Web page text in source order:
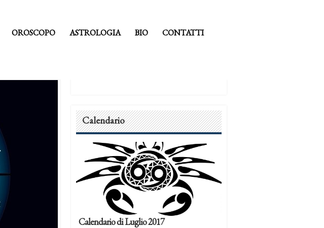
OROSCOPO ASTROLOGIA BIO CONTATTI
Calendario
Calendario di Luglio 2017